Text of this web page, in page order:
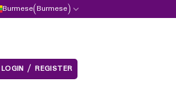
Burmese(Burmese)
LOGIN / REGISTER